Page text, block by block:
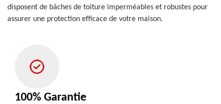
disposent de bâches de toiture imperméables et robustes pour
assurer une protection efficace de votre maison.
100% Garantie